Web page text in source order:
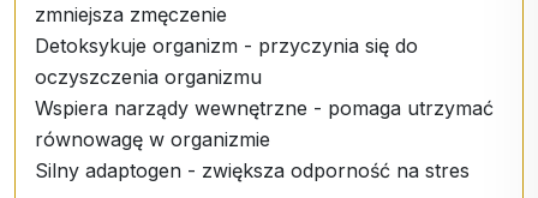
zmniejsza zmęczenie
Detoksykuje organizm - przyczynia się do
oczyszczenia organizmu
Wspiera narządy wewnętrzne - pomaga utrzymać
równowagę w organizmie
Silny adaptogen - zwiększa odporność na stres